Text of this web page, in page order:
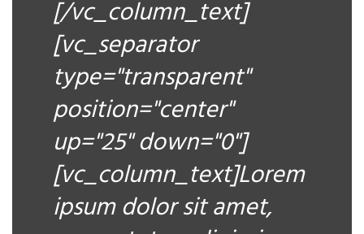
[/vc_column_text]
[vc_separator
type="transparent"
position="center"
up="25" down="0"]
[vc_column_text]Lorem
ipsum dolor sit amet,